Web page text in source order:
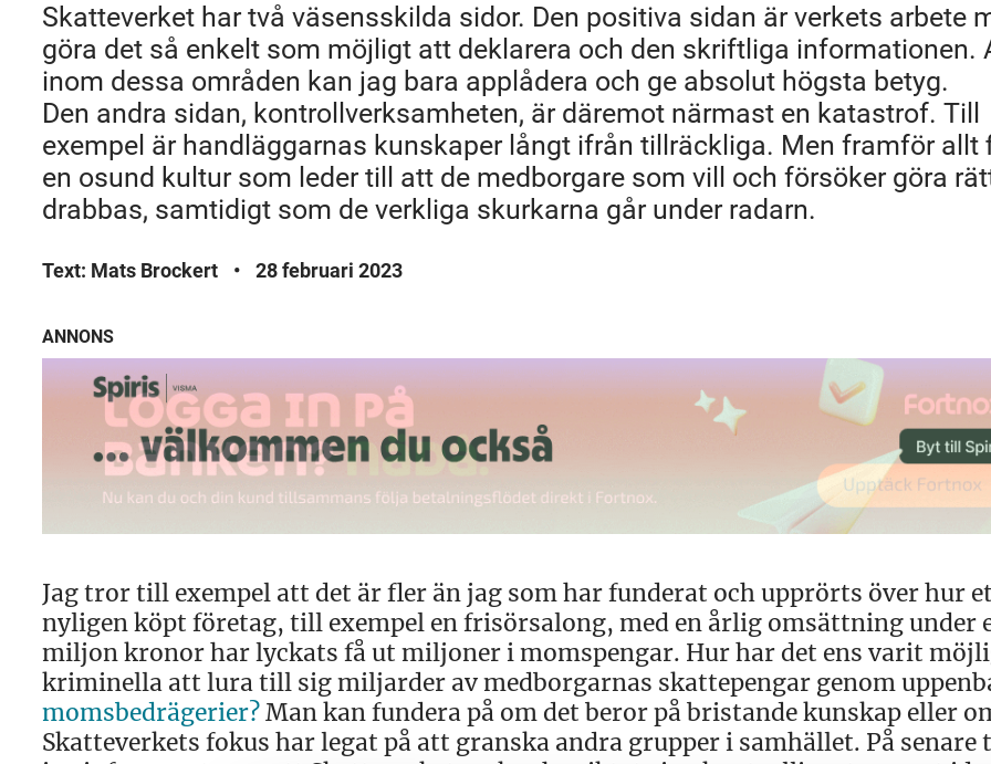
Skatteverket har två väsensskilda sidor. Den positiva sidan är verkets arbete
göra det så enkelt som möjligt att deklarera och den skriftliga informationen.
inom dessa områden kan jag bara applådera och ge absolut högsta betyg.
Den andra sidan, kontrollverksamheten, är däremot närmast en katastrof. Till
exempel är handläggarnas kunskaper långt ifrån tillräckliga. Men framför allt
en osund kultur som leder till att de medborgare som vill och försöker göra
drabbas, samtidigt som de verkliga skurkarna går under radarn.
Text: Mats Brockert • 28 februari 2023
ANNONS
Jag tror till exempel att det är fler än jag som har funderat och upprörts över hur
nyligen köpt företag, till exempel en frisörsalong, med en årlig omsättning under
miljon kronor har lyckats få ut miljoner i momspengar. Hur har det ens varit
kriminella att lura till sig miljarder av medborgarnas skattepengar genom
momsbedrägerier?Man kan fundera på om det beror på bristande kunskap eller
Skatteverkets fokus har legat på att granska andra grupper i samhället. På senare